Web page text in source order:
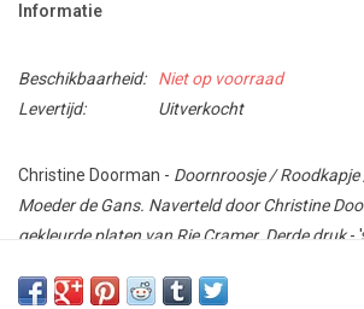
Informatie
Beschikbaarheid:
Niet op voorraad
Levertijd:
Uitverkocht
Christine Doorman - Doornroosje /
Moeder de Gans. Naverteld door Christine
gekleurde platen van Rie Cramer. Derde druk-
Hardcovers - 18 x 23 cm.